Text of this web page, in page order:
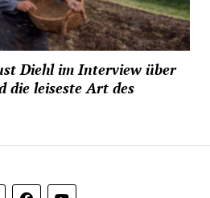
Diehl im Interview über
die leiseste Art des